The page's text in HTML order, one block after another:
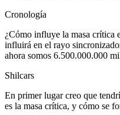
Cronología
¿Cómo influye la masa crítica
influirá en el rayo
ahora somos 6.500.000.000
Shilcars
En primer lugar creo que
es la masa crítica, y cómo se